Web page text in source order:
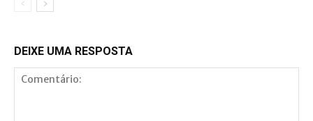
DEIXE UMA RESPOSTA